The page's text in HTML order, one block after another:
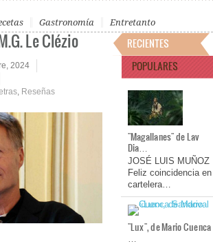
Gastronomía Entretanto
Le Clézio
2024
Reseñas
RECIENTES
POPULARES
"Magallanes" de Lav
Dia…
JOSÉ LUIS MUÑOZ
Feliz coincidencia en
cartelera…
"Lux", de Mario Cuenca
…